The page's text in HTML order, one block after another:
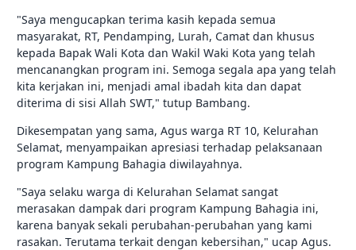
"Saya mengucapkan terima kasih kepada semua
masyarakat, RT, Pendamping, Lurah, Camat dan khusus
kepada Bapak Wali Kota dan Wakil Waki Kota yang telah
mencanangkan program ini. Semoga segala apa yang telah
kita kerjakan ini, menjadi amal ibadah kita dan dapat
diterima di sisi Allah SWT," tutup Bambang.
Dikesempatan yang sama, Agus warga RT 10, Kelurahan
Selamat, menyampaikan apresiasi terhadap pelaksanaan
program Kampung Bahagia diwilayahnya.
"Saya selaku warga di Kelurahan Selamat sangat
merasakan dampak dari program Kampung Bahagia ini,
karena banyak sekali perubahan-perubahan yang kami
rasakan. Terutama terkait dengan kebersihan," ucap Agus.